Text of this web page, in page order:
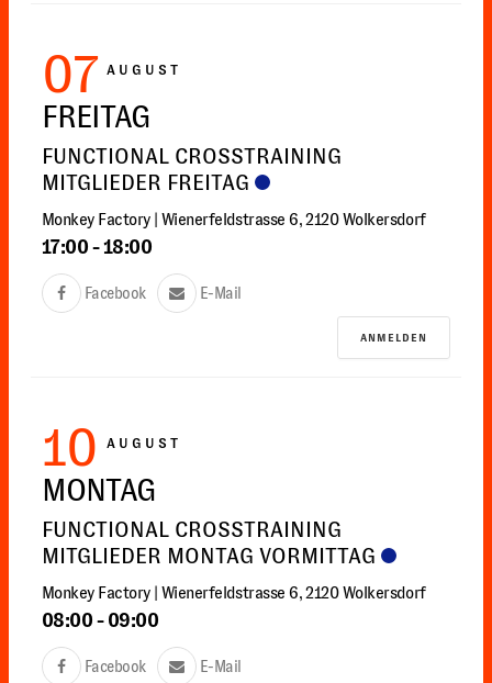
07 AUGUST
FREITAG
FUNCTIONAL CROSSTRAINING
MITGLIEDER FREITAG
Monkey Factory | Wienerfeldstrasse 6, 2120 Wolkersdorf
17:00 -18:00
Facebook E-Mail
ANMELDEN
10 AUGUST
MONTAG
FUNCTIONAL CROSSTRAINING
MITGLIEDER MONTAG VORMITTAG
Monkey Factory | Wienerfeldstrasse 6, 2120 Wolkersdorf
08:00 - 09:00
Facebook E-Mail